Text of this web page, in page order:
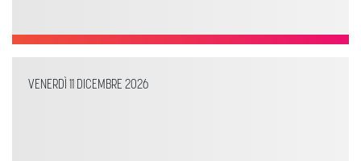
VENERDÌ 11 DICEMBRE 2026